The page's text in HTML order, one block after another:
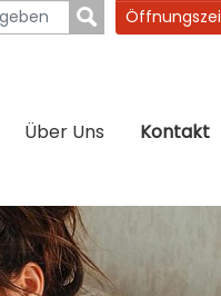
Über Uns Kontakt